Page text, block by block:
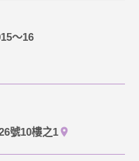
～16
號10樓之1